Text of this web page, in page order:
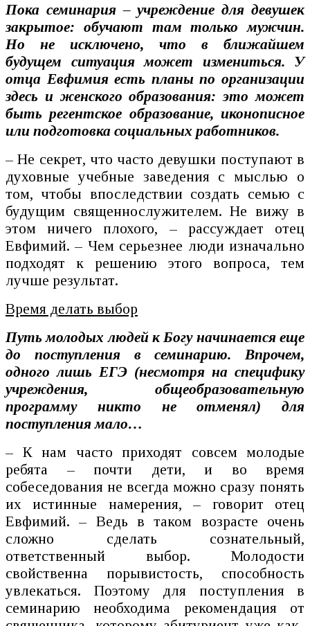
Пока семинария – учреждение для девушек
закрытое: обучают там только мужчин.
Но не исключено, что в ближайшем
будущем ситуация может измениться. У
отца Евфимия есть планы по организации
здесь и женского образования: это может
быть регентское образование, иконописное
или подготовка социальных работников.
– Не секрет, что часто девушки поступают в
духовные учебные заведения с мыслью о
том, чтобы впоследствии создать семью с
будущим священнослужителем. Не вижу в
этом ничего плохого, – рассуждает отец
Евфимий. – Чем серьезнее люди изначально
подходят к решению этого вопроса, тем
лучше результат.
Время делать выбор
Путь молодых людей к Богу начинается еще
до поступления в семинарию. Впрочем,
одного лишь ЕГЭ (несмотря на специфику
учреждения, общеобразовательную
программу никто не отменял) для
поступления мало…
– К нам часто приходят совсем молодые
ребята – почти дети, и во время
собеседования не всегда можно сразу понять
их истинные намерения, – говорит отец
Евфимий. – Ведь в таком возрасте очень
сложно сделать сознательный,
ответственный выбор. Молодости
свойственна порывистость, способность
увлекаться. Поэтому для поступления в
семинарию необходима рекомендация от